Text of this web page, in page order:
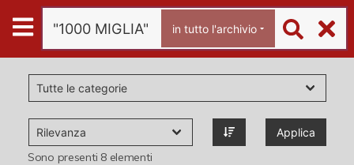
Archivio
Ferrari
Archivio Digitale
Chi è Paolo Ferrari
in tutto l'archivio
Applica
Sono presenti 8elementi